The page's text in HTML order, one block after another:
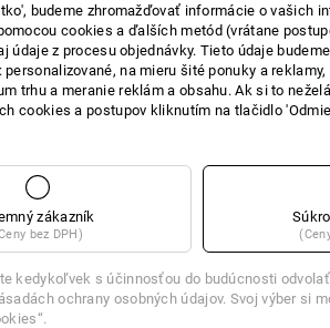
budeme zhromažďovať informácie o vašich
cookies a ďalších metód (vrátane
údaje z procesu objednávky. Tieto údaje
personalizované, na mieru šité ponuky a
trhu a meranie reklám a obsahu. Ak si to
cookies a postupov kliknutím na tlačidlo
zákazník
bez DPH)
kedykoľvek s účinnosťou do budúcnosti odvolať
ochrany osobných údajov. Svoj výber si